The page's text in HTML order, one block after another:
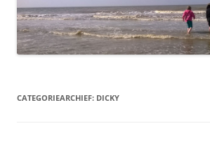
CATEGORIEARCHIEF: DICKY